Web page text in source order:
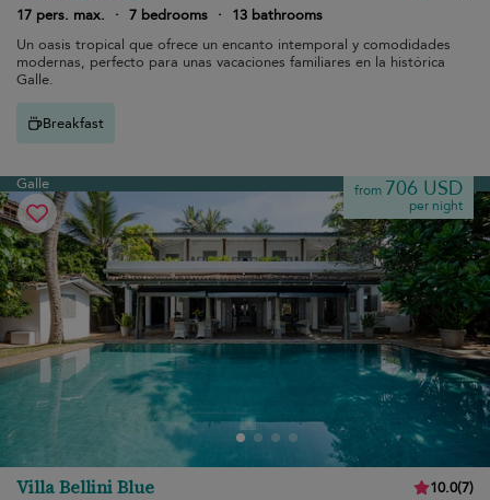
17 pers. max.
· 7 bedrooms ·
13 bathrooms
Un oasis tropical que ofrece un encanto intemporal y comodidades
modernas, perfecto para unas vacaciones familiares en la histórica
Galle.
Breakfast
Galle from 706 USD
per night
Villa Bellini Blue 10.0(7)